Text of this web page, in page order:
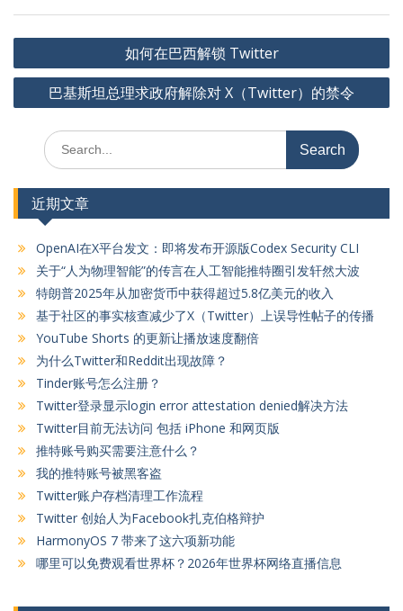
文
章
如何在巴西解锁 Twitter
巴基斯坦总理求政府解除对 X（Twitter）的禁令
Search
for:
近期文章
OpenAI在X平台发文：即将发布开源版Codex Security CLI
关于“人为物理智能”的传言在人工智能推特圈引发轩然大波
特朗普2025年从加密货币中获得超过5.8亿美元的收入
基于社区的事实核查减少了X（Twitter）上误导性帖子的传播
YouTube Shorts 的更新让播放速度翻倍
为什么Twitter和Reddit出现故障？
Tinder账号怎么注册？
Twitter登录显示login error attestation denied解决方法
Twitter目前无法访问 包括 iPhone 和网页版
推特账号购买需要注意什么？
我的推特账号被黑客盗
Twitter账户存档清理工作流程
Twitter 创始人为Facebook扎克伯格辩护
HarmonyOS 7 带来了这六项新功能
哪里可以免费观看世界杯？2026年世界杯网络直播信息